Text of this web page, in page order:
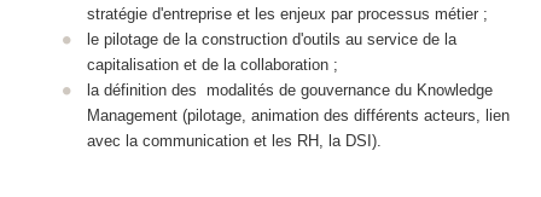
stratégie d'entreprise et les enjeux par processus métier ;
le pilotage de la construction d'outils au service de la
capitalisation et de la collaboration ;
la définition des modalités de gouvernance du Knowledge
Management (pilotage, animation des différents acteurs, lien
avec la communication et les RH, la DSI).